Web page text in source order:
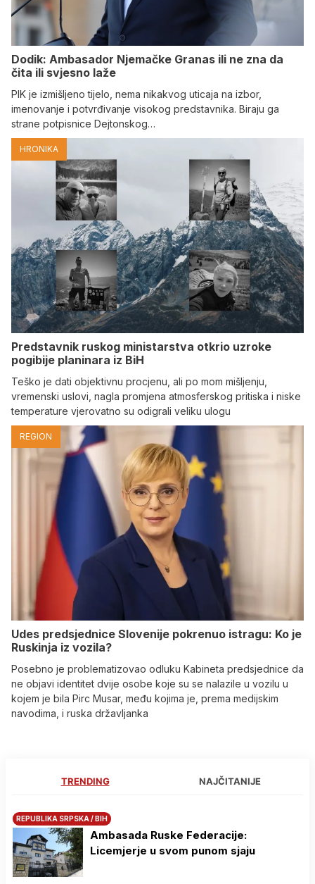
Dodik: Ambasador Njemačke Granas ili ne zna da
čita ili svjesno laže
PIK je izmišljeno tijelo, nema nikakvog uticaja na izbor,
imenovanje i potvrđivanje visokog predstavnika. Biraju ga
strane potpisnice Dejtonskog…
HRONIKA
Predstavnik ruskog ministarstva otkrio uzroke
pogibije planinara iz BiH
Teško je dati objektivnu procjenu, ali po mom mišljenju,
vremenski uslovi, nagla promjena atmosferskog pritiska i niske
temperature vjerovatno su odigrali veliku ulogu
REGION
Udes predsjednice Slovenije pokrenuo istragu: Ko je
Ruskinja iz vozila?
Posebno je problematizovao odluku Kabineta predsjednice da
ne objavi identitet dvije osobe koje su se nalazile u vozilu u
kojem je bila Pirc Musar, među kojima je, prema medijskim
navodima, i ruska državljanka
TRENDING NAJČITANIJE
REPUBLIKA SRPSKA / BIH
Ambasada Ruske Federacije:
Licemjerje u svom punom sjaju